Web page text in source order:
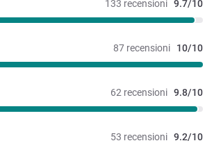
133 recensioni 9.7/10
87 recensioni 10/10
62 recensioni 9.8/10
53 recensioni 9.2/10